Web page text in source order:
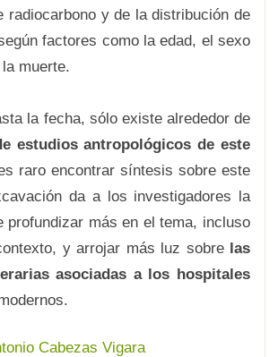
radiocarbono y de la distribución de
factores como la edad, el sexo
muerte.
la fecha, sólo existe alrededor de
estudios antropológicos de este
raro encontrar síntesis sobre este
da a los investigadores la
profundizar más en el tema, incluso
y arrojar más luz sobre las
asociadas a los hospitales
Cabezas Vigara